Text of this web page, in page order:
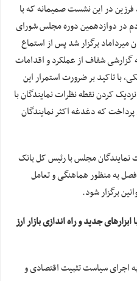
در این نشست صمیمانه که با
در دوازدهمین دوره مجلس شورای
میرداماد برگزار شد پس از استماع
گزارشی شفاف از عملکرد و اقدامات
با تاکید بر ضرورت استمرار این
کردن نقطه نظرات نمایندگان با
که دغدغه اکثر نمایندگان
نمایندگان مجلس با رئیس کل بانک
فصل به منظور هماهنگی و تعامل
برگزار شود.
جدید و راه اندازی بازار ارز
اجرای سیاست تثبیت اقتصادی و